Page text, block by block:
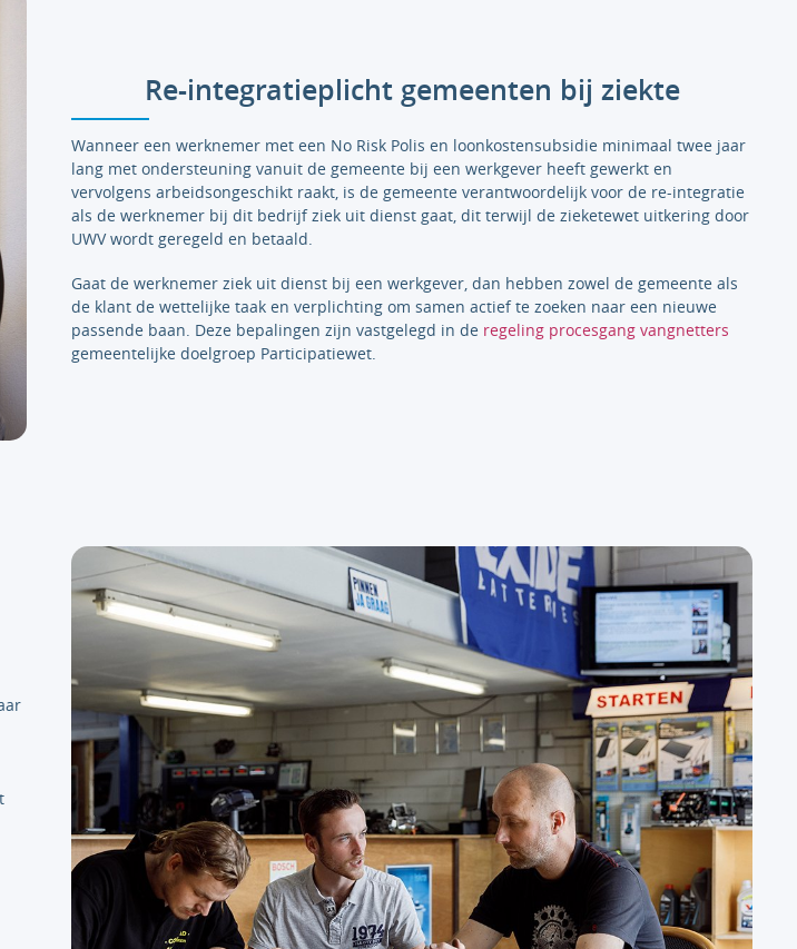
Re-integratieplicht gemeenten bij ziekte
Wanneer een werknemer met een No Risk Polis en loonkostensubsidie minimaal twee jaar
lang met ondersteuning vanuit de gemeente bij een werkgever heeft gewerkt en
vervolgens arbeidsongeschikt raakt, is de gemeente verantwoordelijk voor de re-integratie
als de werknemer bij dit bedrijf ziek uit dienst gaat, dit terwijl de zieketewet uitkering door
UWV wordt geregeld en betaald.
Gaat de werknemer ziek uit dienst bij een werkgever, dan hebben zowel de gemeente als
de klant de wettelijke taak en verplichting om samen actief te zoeken naar een nieuwe
passende baan. Deze bepalingen zijn vastgelegd in de regeling procesgang vangnetters
gemeentelijke doelgroep Participatiewet.